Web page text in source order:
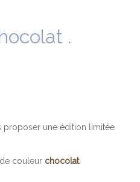
.
proposer une édition limitée
couleur chocolat.